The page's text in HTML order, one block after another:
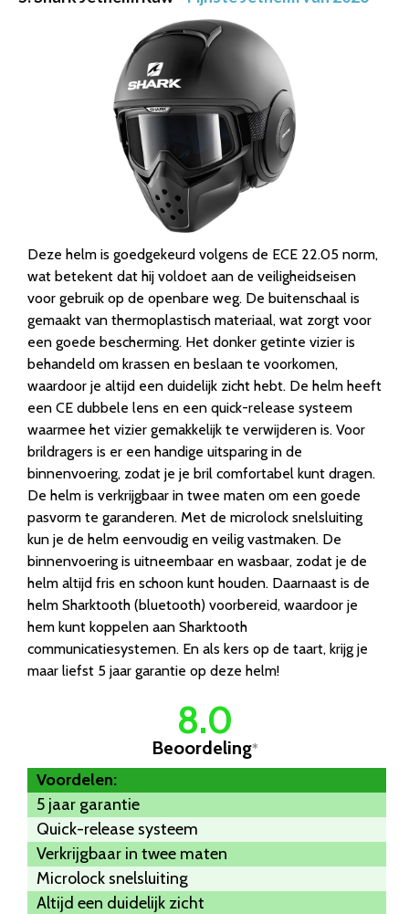
Deze helm is goedgekeurd volgens de ECE 22.05 norm,
wat betekent dat hij voldoet aan de veiligheidseisen
voor gebruik op de openbare weg. De buitenschaal is
gemaakt van thermoplastisch materiaal, wat zorgt voor
een goede bescherming. Het donker getinte vizier is
behandeld om krassen en beslaan te voorkomen,
waardoor je altijd een duidelijk zicht hebt. De helm heeft
een CE dubbele lens en een quick-release systeem
waarmee het vizier gemakkelijk te verwijderen is. Voor
brildragers is er een handige uitsparing in de
binnenvoering, zodat je je bril comfortabel kunt dragen.
De helm is verkrijgbaar in twee maten om een goede
pasvorm te garanderen. Met de microlock snelsluiting
kun je de helm eenvoudig en veilig vastmaken. De
binnenvoering is uitneembaar en wasbaar, zodat je de
helm altijd fris en schoon kunt houden. Daarnaast is de
helm Sharktooth (bluetooth) voorbereid, waardoor je
hem kunt koppelen aan Sharktooth
communicatiesystemen. En als kers op de taart, krijg je
maar liefst 5 jaar garantie op deze helm!
8.0
Beoordeling*
Voordelen:
5 jaar garantie
Quick-release systeem
Verkrijgbaar in twee maten
Microlock snelsluiting
Altijd een duidelijk zicht